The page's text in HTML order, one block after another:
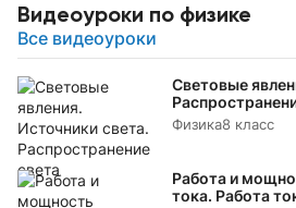
Видеоуроки по физике
Все видеоуроки
Световые
Физика8 класс
Работа и
тока. Работа